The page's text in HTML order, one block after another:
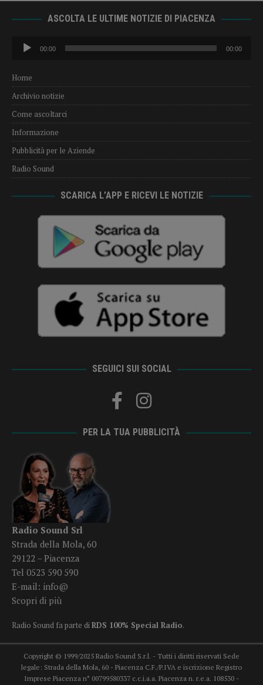
ASCOLTA LE ULTIME NOTIZIE DI PIACENZA
Audio
Player
00:00 00:00
Home
Archivio notizie
Come ascoltarci
Informazione
Pubblicità per le Aziende
Radio Sound
SCARICA L’APP E RICEVI LE NOTIZIE
SEGUICI SUI SOCIAL
PER LA TUA PUBBLICITÀ
Radio Sound Srl
Strada della Mola, 60
29122 – Piacenza
Tel 0523 590 590
E-mail: info@
Scopri di più
Radio Sound fa parte diRDS 100% Special Radio.
Copyright © 1999/2025 Radio Sound S.r.l. - Tutti i diritti riservati Sede
legale: Strada della Mola, 60 - Piacenza C.F./P.IVA e iscrizione Registro
Imprese Piacenza n° 00799580337 c.c.i.a.a. Piacenza n. r.e.a. 108530 -